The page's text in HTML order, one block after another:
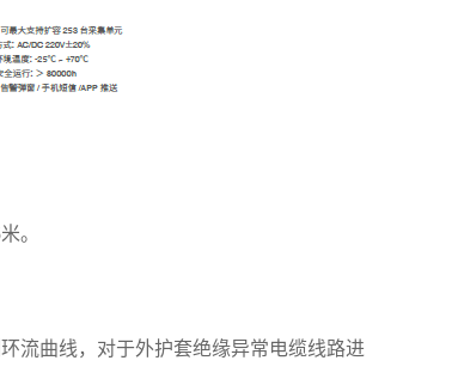
。
流曲线，对于外护套绝缘异常电缆线路进